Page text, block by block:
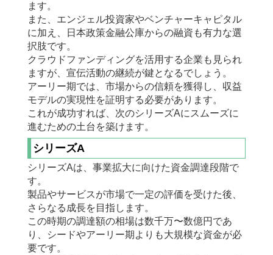
ます。
また、エンジェル投資家やベンチャーキャピタル
に加え、日本政策金融公庫からの融資も有力な選
択肢です。
クラウドファンディングを活用する企業も見られ
ますが、宣伝活動の継続が鍵となるでしょう。
アーリー期では、市場からの信頼を獲得し、収益
モデルの実現性を証明する必要があります。
これが成功すれば、次のシリーズAにスムーズに
進むための土台を築けます。
シリーズA
シリーズAは、事業拡大に向けた資金調達段階で
す。
製品やサービスが市場で一定の評価を受けた後、
さらなる成長を目指します。
この時期の調達額の相場は数千万〜数億円であ
り、シードやアーリー期よりも大規模な資金が必
要です。